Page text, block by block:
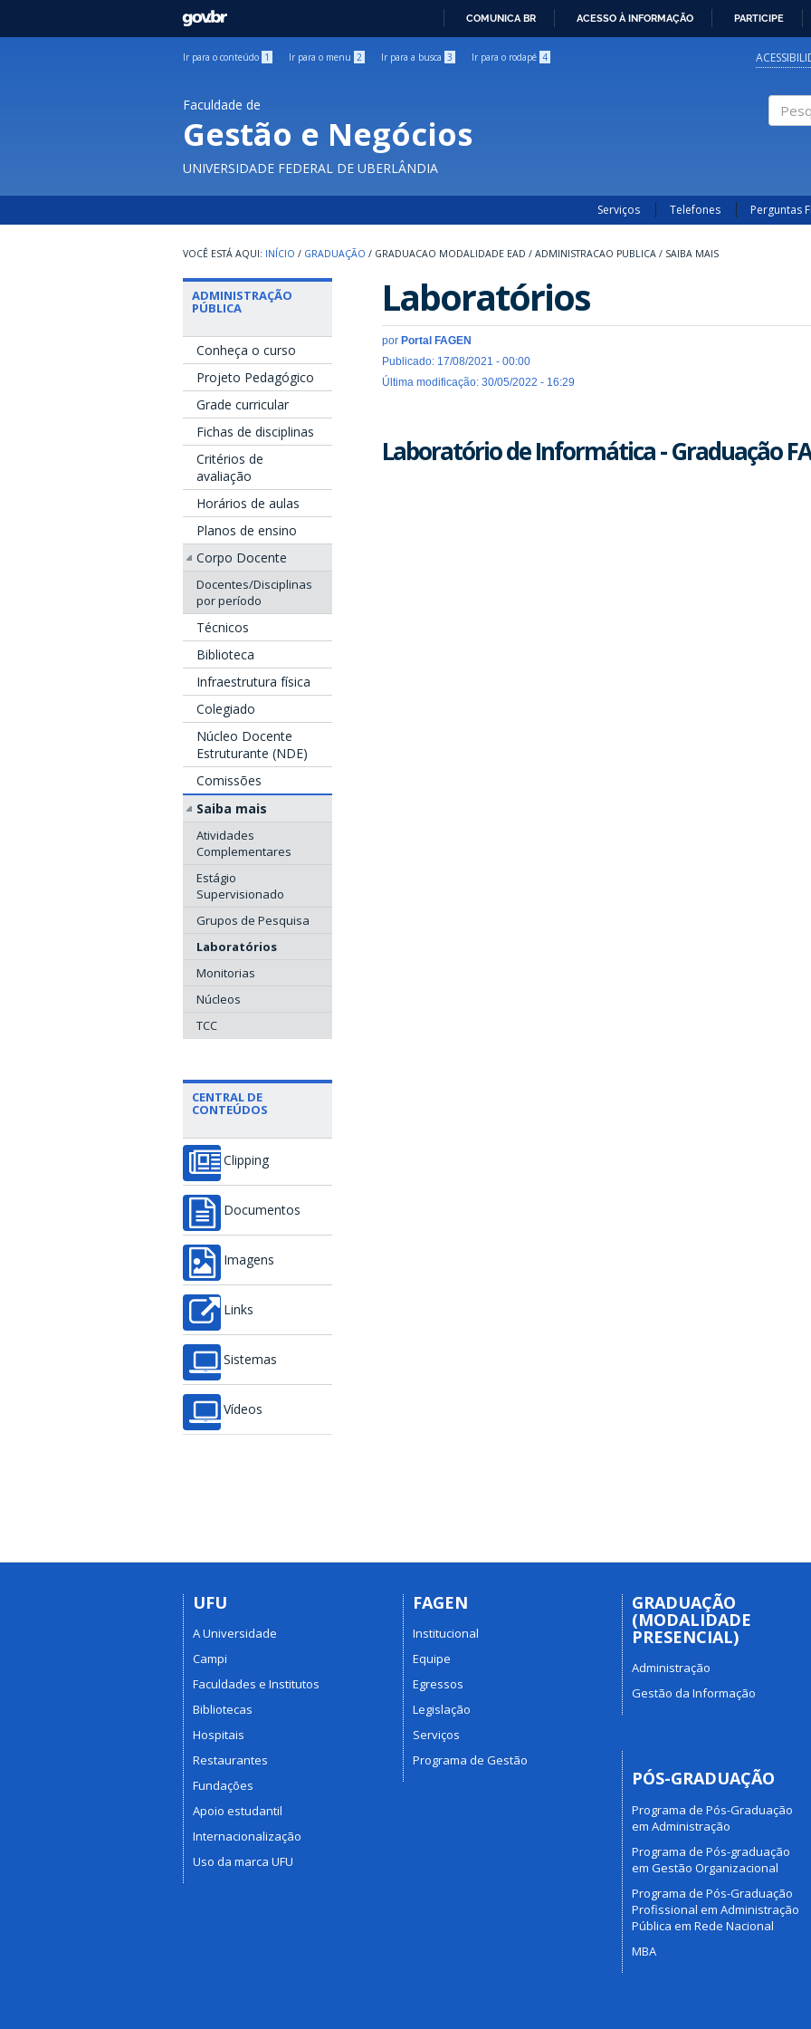
GOVBR
COMUNICA BR ACESSO À INFORMAÇÃO PARTICIPE
Ir para o conteúdo 1 Ir para o menu 2 Ir para a busca 3 Ir para o rodapé 4
Faculdade de
Gestão e Negócios
UNIVERSIDADE FEDERAL DE UBERLÂNDIA
Serviços Telefones Perguntas
INÍCIO / GRADUAÇÃO / GRADUACAO MODALIDADE EAD / ADMINISTRACAO PUBLICA / SAIBA MAIS
ADMINISTRAÇÃO
PÚBLICA
Conheça o curso
Projeto Pedagógico
Grade curricular
Fichas de disciplinas
Critérios de
avaliação
Horários de aulas
Planos de ensino
Corpo Docente
Docentes/Disciplinas
por período
Técnicos
Biblioteca
Infraestrutura física
Colegiado
Núcleo Docente
Estruturante (NDE)
Comissões
Saiba mais
Atividades
Complementares
Estágio
Supervisionado
Grupos de Pesquisa
Laboratórios
Monitorias
Núcleos
TCC
CENTRAL DE
CONTEÚDOS
Clipping
Documentos
Imagens
Links
Sistemas
Vídeos
Laboratórios
por Portal FAGEN
Publicado: 17/08/2021 - 00:00
Última modificação: 30/05/2022 - 16:29
Laboratório de Informática - Graduação
UFU
A Universidade
Campi
Faculdades e Institutos
Bibliotecas
Hospitais
Restaurantes
Fundações
Apoio estudantil
Internacionalização
Uso da marca UFU
FAGEN
Institucional
Equipe
Egressos
Legislação
Serviços
Programa de Gestão
GRADUAÇÃO
(MODALIDADE
PRESENCIAL)
Administração
Gestão da Informação
PÓS-GRADUAÇÃO
Programa de Pós-Graduação
em Administração
Programa de Pós-graduação
em Gestão Organizacional
Programa de Pós-Graduação
Profissional em Administração
Pública em Rede Nacional
MBA